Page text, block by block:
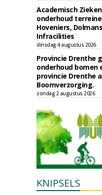
Academisch
onderhoud
Hoveniers,
Infracilities
dinsdag 4 augustus 2026
Provincie Drenthe
onderhoud bomen
provincie Drenthe
Boomverzorging.
zondag 2 augustus 2026
KNIPSELS